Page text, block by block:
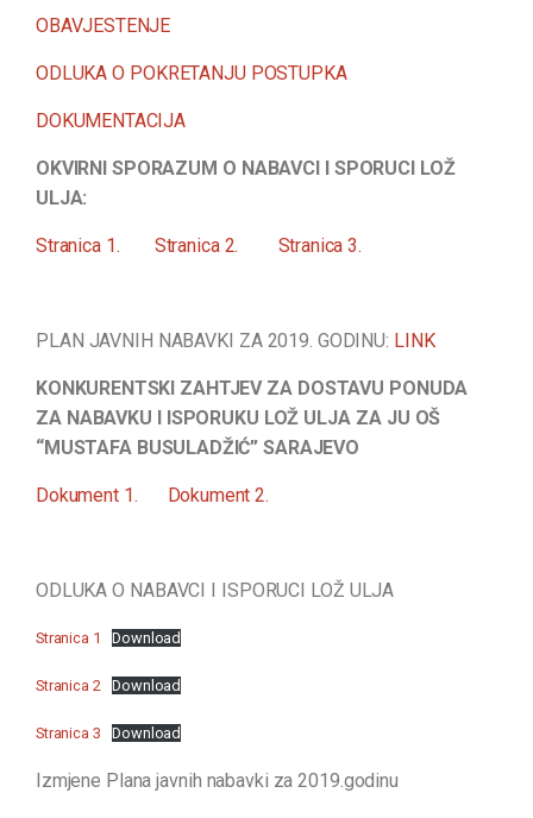
OBAVJESTENJE
ODLUKA O POKRETANJU POSTUPKA
DOKUMENTACIJA
OKVIRNI SPORAZUM O NABAVCI I SPORUCI LOŽ
ULJA:
Stranica 1. Stranica 2. Stranica 3.
PLAN JAVNIH NABAVKI ZA 2019. GODINU: LINK
KONKURENTSKI ZAHTJEV ZA DOSTAVU PONUDA
ZA NABAVKU I ISPORUKU LOŽ ULJA ZA JU OŠ
“MUSTAFA BUSULADŽIĆ” SARAJEVO
Dokument 1. Dokument 2.
ODLUKA O NABAVCI I ISPORUCI LOŽ ULJA
Stranica 1 Download
Stranica 2 Download
Stranica 3 Download
Izmjene Plana javnih nabavki za 2019.godinu